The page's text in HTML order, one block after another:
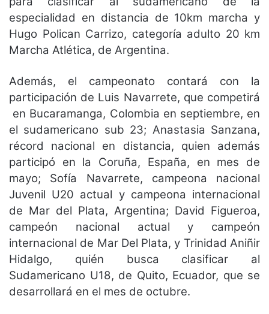
especialidad en distancia de 10km marcha y
Hugo Polican Carrizo, categoría adulto 20 km
Marcha Atlética, de Argentina.
Además, el campeonato contará con la
participación de Luis Navarrete, que competirá
en Bucaramanga, Colombia en septiembre, en
el sudamericano sub 23; Anastasia Sanzana,
récord nacional en distancia, quien además
participó en la Coruña, España, en mes de
mayo; Sofía Navarrete, campeona nacional
Juvenil U20 actual y campeona internacional
de Mar del Plata, Argentina; David Figueroa,
campeón nacional actual y campeón
internacional de Mar Del Plata, y Trinidad Aniñir
Hidalgo, quién busca clasificar al
Sudamericano U18, de Quito, Ecuador, que se
desarrollará en el mes de octubre.